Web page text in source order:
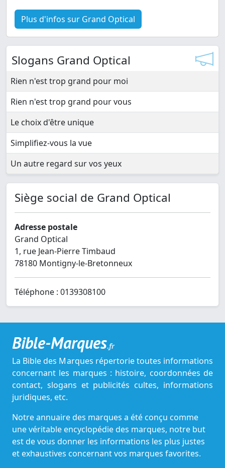
Plus d'infos sur Grand Optical
Slogans Grand Optical
Rien n'est trop grand pour moi
Rien n'est trop grand pour vous
Le choix d'être unique
Simplifiez-vous la vue
Un autre regard sur vos yeux
Siège social de Grand Optical
Adresse postale
Grand Optical
1, rue Jean-Pierre Timbaud
78180 Montigny-le-Bretonneux
Téléphone : 0139308100
Bible-Marques.fr
La Bible des Marques répertorie toutes informations
concernant les marques : histoire, coordonnées de
contact, slogans et publicités cultes, informations
juridiques, etc.
Notre annuaire des marques a été conçu comme
une véritable encyclopédie des marques, notre but
est de vous donner les informations les plus justes
et exhaustives concernant vos marques favorites.